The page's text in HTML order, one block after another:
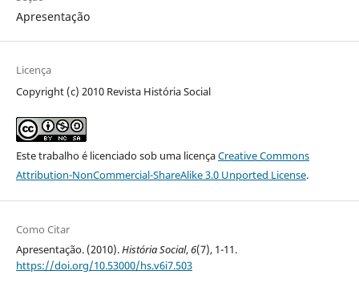
Apresentação
Licença
Copyright (c) 2010 Revista História Social
Este trabalho é licenciado sob uma licençaCreative Commons
Attribution-NonCommercial-ShareAlike 3.0 Unported License.
Como Citar
Apresentação. (2010).História Social,6(7), 1-11.
https://doi.org/10.53000/hs.v6i7.503